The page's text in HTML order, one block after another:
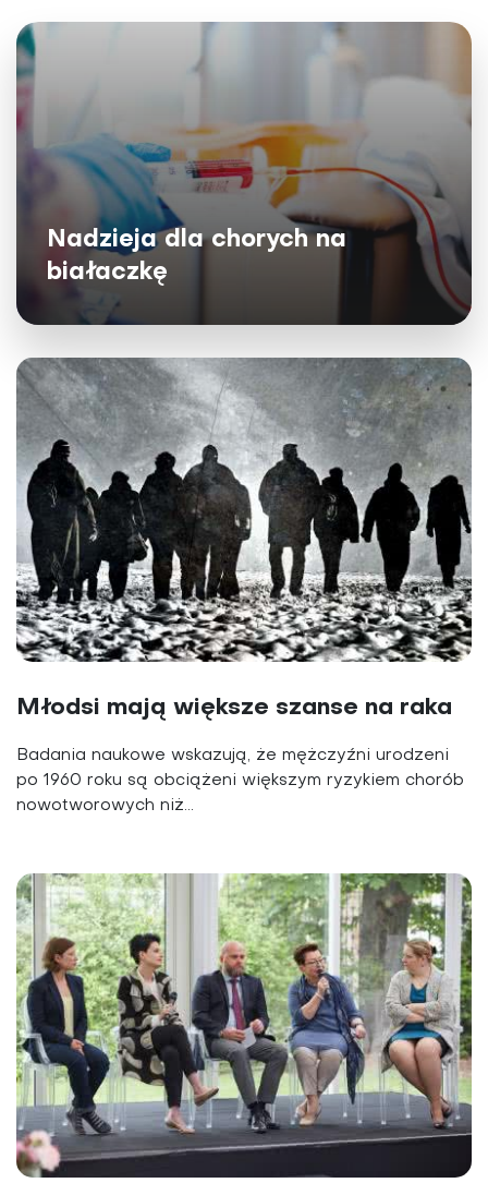
Nadzieja dla chorych na
białaczkę
Młodsi mają większe szanse na raka
Badania naukowe wskazują, że mężczyźni urodzeni
po 1960 roku są obciążeni większym ryzykiem chorób
nowotworowych niż...